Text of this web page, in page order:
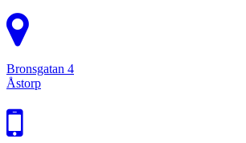
Bronsgatan 4
Åstorp